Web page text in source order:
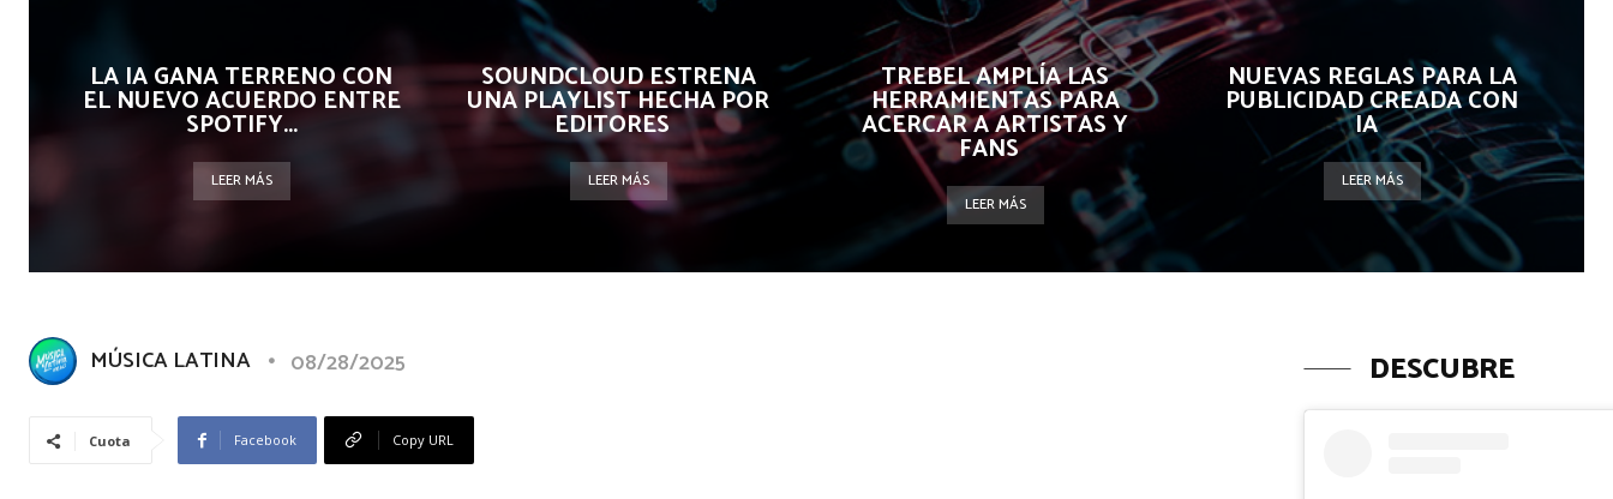
LA IA GANA TERRENO CON
EL NUEVO ACUERDO ENTRE
SPOTIFY...
LEER MÁS
SOUNDCLOUD ESTRENA
UNA PLAYLIST HECHA POR
EDITORES
LEER MÁS
TREBEL AMPLÍA LAS
HERRAMIENTAS PARA
ACERCAR A ARTISTAS Y
FANS
LEER MÁS
NUEVAS REGLAS PARA LA
PUBLICIDAD CREADA CON
IA
LEER MÁS
MÚSICA LATINA 08/28/2025
Cuota Facebook Copy URL
DESCUBRE